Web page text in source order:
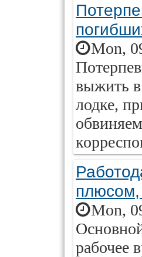
Mon,
выжить
лодке,
Mon,
рабочее